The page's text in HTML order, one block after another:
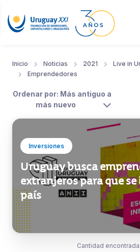
Inicio Noticias 2021 Live in
Emprendedores
Ordenar por: Más antiguo a
más nuevo
Inversiones
Uruguay busca
extranjeros para que
país
Cantidad encontrada: